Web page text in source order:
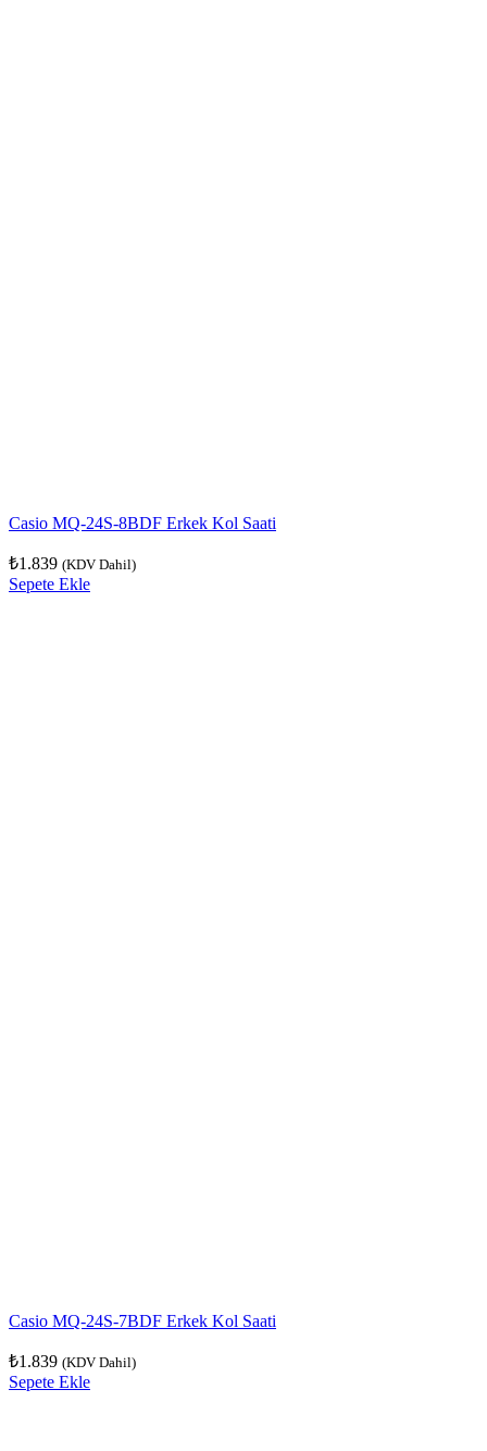
Casio MQ-24S-8BDF Erkek Kol Saati
₺1.839 (KDV Dahil)
Sepete Ekle
Casio MQ-24S-7BDF Erkek Kol Saati
₺1.839 (KDV Dahil)
Sepete Ekle